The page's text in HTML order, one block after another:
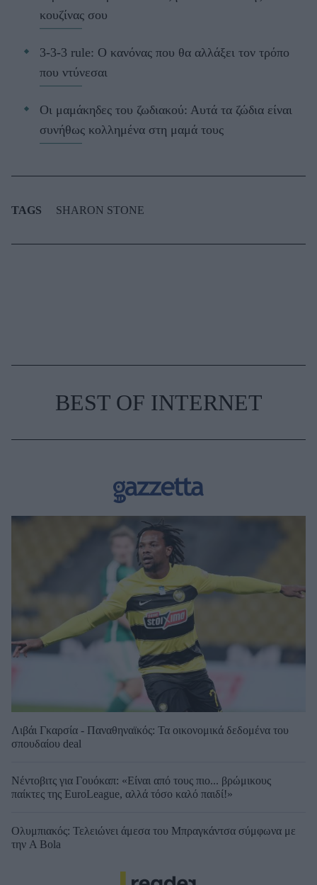
κουζίνας σου
3-3-3 rule: Ο κανόνας που θα αλλάξει τον τρόπο
που ντύνεσαι
Οι μαμάκηδες του ζωδιακού: Αυτά τα ζώδια είναι
συνήθως κολλημένα στη μαμά τους
TAGS SHARON STONE
BEST OF INTERNET
Λιβάι Γκαρσία - Παναθηναϊκός: Τα οικονομικά δεδομένα του
σπουδαίου deal
Νέντοβιτς για Γουόκαπ: «Είναι από τους πιο... βρώμικους
παίκτες της EuroLeague, αλλά τόσο καλό παιδί!»
Ολυμπιακός: Τελειώνει άμεσα του Μπραγκάντσα σύμφωνα με
την A Bola